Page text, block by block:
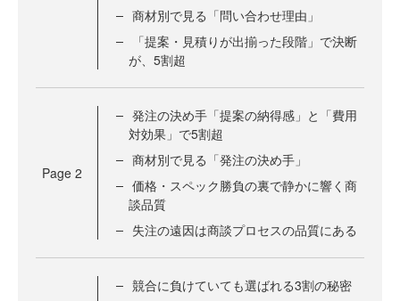
商材別で見る「問い合わせ理由」
「提案・見積りが出揃った段階」で決断
が、5割超
Page 2
発注の決め手「提案の納得感」と「費用
対効果」で5割超
商材別で見る「発注の決め手」
価格・スペック勝負の裏で静かに響く商
談品質
失注の遠因は商談プロセスの品質にある
競合に負けていても選ばれる3割の秘密